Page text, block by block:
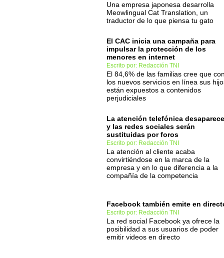
Una empresa japonesa desarrolla
Meowlingual Cat Translation, un
traductor de lo que piensa tu gato
El CAC inicia una campaña para
impulsar la protección de los
menores en internet
Escrito por: Redacción TNI
El 84,6% de las familias cree que
los nuevos servicios en línea sus
están expuestos a contenidos
perjudiciales
La atención telefónica
y las redes sociales serán
sustituidas por foros
Escrito por: Redacción TNI
La atención al cliente acaba
convirtiéndose en la marca de la
empresa y en lo que diferencia a la
compañía de la competencia
Facebook también emite en
Escrito por: Redacción TNI
La red social Facebook ya ofrece la
posibilidad a sus usuarios de poder
emitir videos en directo